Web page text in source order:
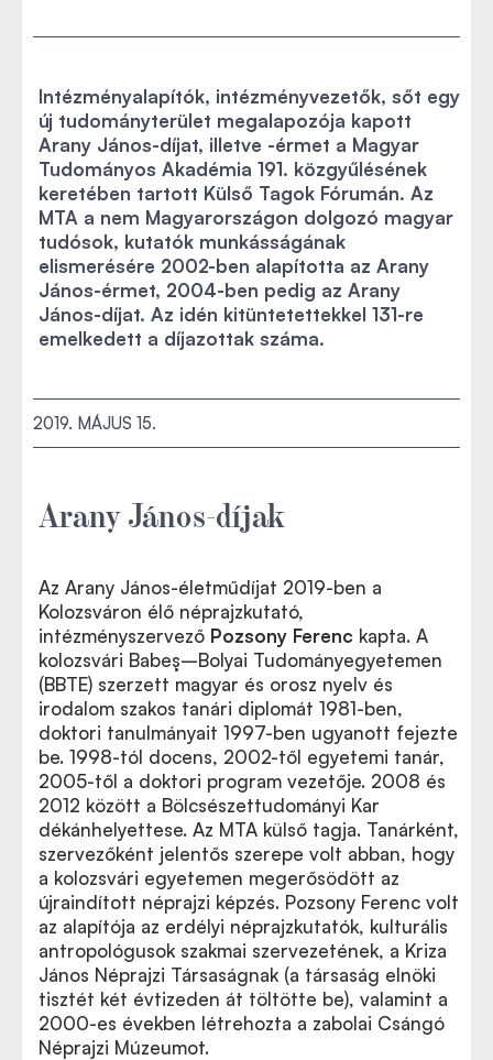
Intézményalapítók, intézményvezetők, sőt egy
új tudományterület megalapozója kapott
Arany János-díjat, illetve -érmet a Magyar
Tudományos Akadémia 191. közgyűlésének
keretében tartott Külső Tagok Fórumán. Az
MTA a nem Magyarországon dolgozó magyar
tudósok, kutatók munkásságának
elismerésére 2002-ben alapította az Arany
János-érmet, 2004-ben pedig az Arany
János-díjat. Az idén kitüntetettekkel 131-re
emelkedett a díjazottak száma.
2019. MÁJUS 15.
Arany János-díjak
Az eseményről készült fotók ide kattintva láthatók az
MTA Flickr-oldalán
Az Arany János-életműdíjat 2019-ben a
Kolozsváron élő néprajzkutató,
intézményszervező Pozsony Ferenc kapta. A
kolozsvári Babeş–Bolyai Tudományegyetemen
(BBTE) szerzett magyar és orosz nyelv és
irodalom szakos tanári diplomát 1981-ben,
doktori tanulmányait 1997-ben ugyanott fejezte
be. 1998-tól docens, 2002-től egyetemi tanár,
2005-től a doktori program vezetője. 2008 és
2012 között a Bölcsészettudományi Kar
dékánhelyettese. Az MTA külső tagja. Tanárként,
szervezőként jelentős szerepe volt abban, hogy
a kolozsvári egyetemen megerősödött az
újraindított néprajzi képzés. Pozsony Ferenc volt
az alapítója az erdélyi néprajzkutatók, kulturális
antropológusok szakmai szervezetének, a Kriza
János Néprajzi Társaságnak (a társaság elnöki
tisztét két évtizeden át töltötte be), valamint a
2000-es években létrehozta a zabolai Csángó
Néprajzi Múzeumot.